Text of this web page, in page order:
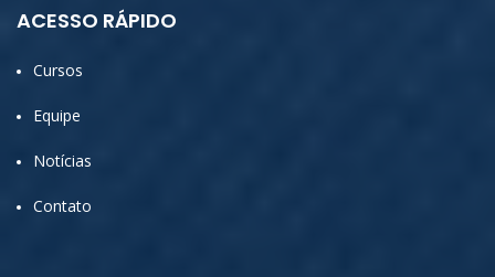
ACESSO RÁPIDO
Cursos
Equipe
Notícias
Contato